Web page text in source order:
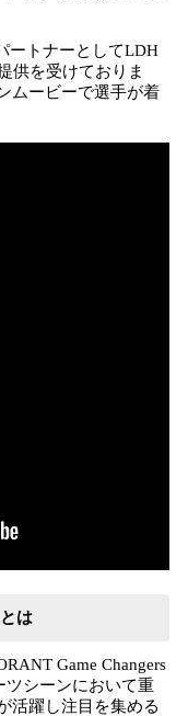
ートナーとしてLDH
供を受けておりま
ムービーで選手が着
は
Game Changers
ツシーンにおいて重
活躍し注目を集める